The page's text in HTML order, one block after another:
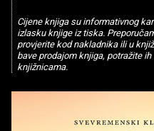
Cijene knjiga su informativnog
izlasku knjige iz tiska.
provjerite kod nakladnika ili u
bave prodajom knjiga, potražite
knjižnicama.